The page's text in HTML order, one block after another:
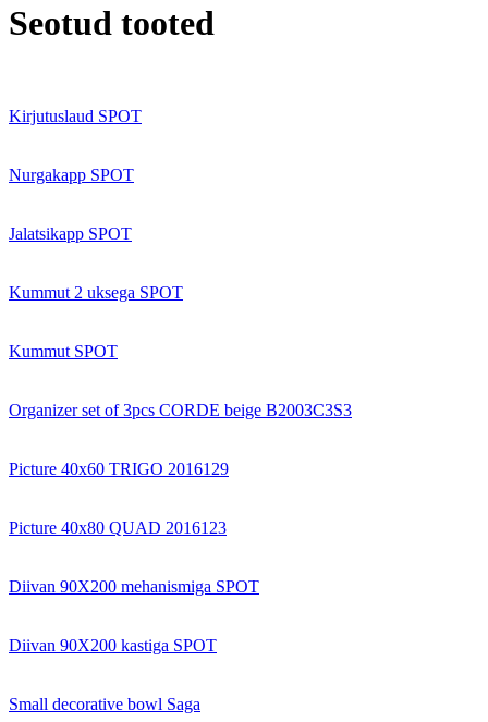
Seotud tooted
Kirjutuslaud SPOT
Nurgakapp SPOT
Jalatsikapp SPOT
Kummut 2 uksega SPOT
Kummut SPOT
Organizer set of 3pcs CORDE beige B2003C3S3
Picture 40x60 TRIGO 2016129
Picture 40x80 QUAD 2016123
Diivan 90X200 mehanismiga SPOT
Diivan 90X200 kastiga SPOT
Small decorative bowl Saga